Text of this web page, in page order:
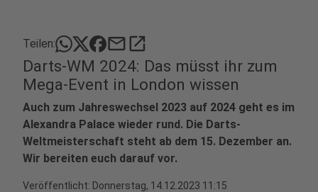
Teilen: mailopen_in_new
Darts-WM 2024: Das müsst ihr zum
Mega-Event in London wissen
Auch zum Jahreswechsel 2023 auf 2024 geht es im
Alexandra Palace wieder rund. Die Darts-
Weltmeisterschaft steht ab dem 15. Dezember an.
Wir bereiten euch darauf vor.
Veröffentlicht: Donnerstag, 14.12.2023 11:15